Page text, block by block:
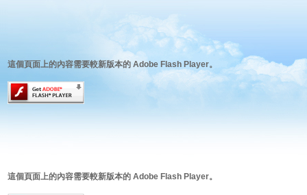
這個頁面上的內容需要較新版本的 Adobe Flash Player。
這個頁面上的內容需要較新版本的 Adobe Flash Player。